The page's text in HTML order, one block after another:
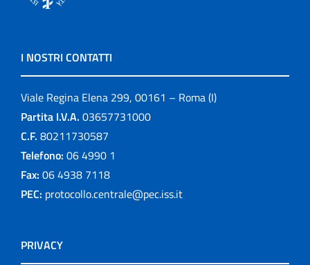
I NOSTRI CONTATTI
Viale Regina Elena 299, 00161 – Roma (I)
Partita I.V.A. 03657731000
C.F. 80211730587
Telefono: 06 4990 1
Fax: 06 4938 7118
PEC: protocollo.centrale@pec.iss.it
PRIVACY